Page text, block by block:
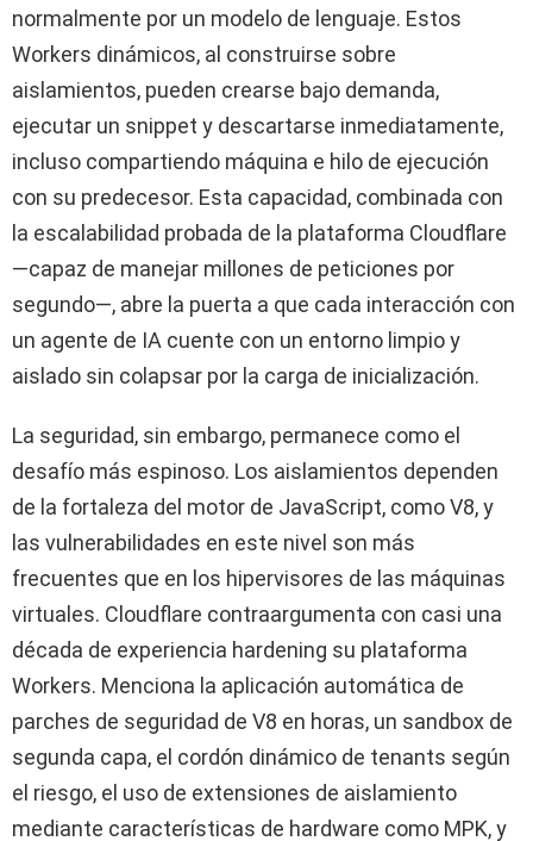
normalmente por un modelo de lenguaje. Estos
Workers dinámicos, al construirse sobre
aislamientos, pueden crearse bajo demanda,
ejecutar un snippet y descartarse inmediatamente,
incluso compartiendo máquina e hilo de ejecución
con su predecesor. Esta capacidad, combinada con
la escalabilidad probada de la plataforma Cloudflare
—capaz de manejar millones de peticiones por
segundo—, abre la puerta a que cada interacción con
un agente de IA cuente con un entorno limpio y
aislado sin colapsar por la carga de inicialización.
La seguridad, sin embargo, permanece como el
desafío más espinoso. Los aislamientos dependen
de la fortaleza del motor de JavaScript, como V8, y
las vulnerabilidades en este nivel son más
frecuentes que en los hipervisores de las máquinas
virtuales. Cloudflare contraargumenta con casi una
década de experiencia hardening su plataforma
Workers. Menciona la aplicación automática de
parches de seguridad de V8 en horas, un sandbox de
segunda capa, el cordón dinámico de tenants según
el riesgo, el uso de extensiones de aislamiento
mediante características de hardware como MPK, y